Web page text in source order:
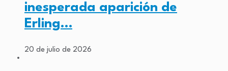
inesperada aparición de
Erling…
20 de julio de 2026